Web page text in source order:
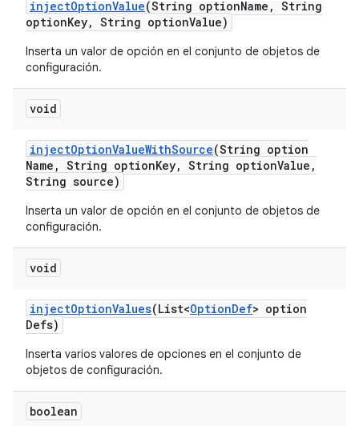
injectOptionValue(String optionName , String
optionKey, String optionValue)
Inserta un valor de opción en el conjunto de objetos de
configuración.
void
injectOptionValueWithSource(String option
Name , String optionKey, String optionValue ,
String source)
Inserta un valor de opción en el conjunto de objetos de
configuración.
void
injectOptionValues(List<OptionDef> option
Defs)
Inserta varios valores de opciones en el conjunto de
objetos de configuración.
boolean